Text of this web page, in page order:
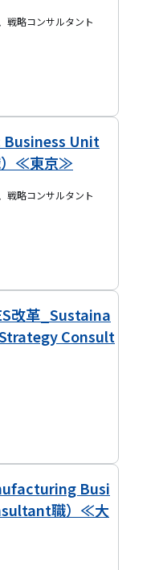
戦略コンサルタント
Business Unit
）≪東京≫
戦略コンサルタント
改革_Sustaina
Consult
Busi
職）≪大